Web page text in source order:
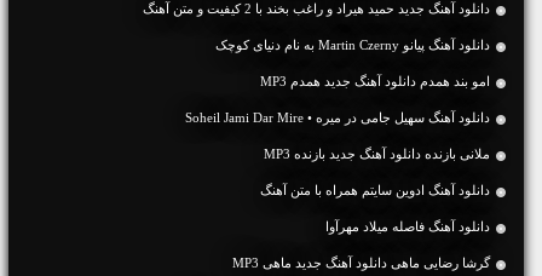
دانلود آهنگ جديد حمید هیراد و راغب بخند با 2 کیفیت و متن آهنگ
دانلود آهنگ پیانو Martin Czerny به نام دنیای کوچک
امو بند همدم دانلود آهنگ جدید همدم MP3
دانلود آهنگ سهیل جامی در میره • Soheil Jami Dar Mire
ملانی بازنده دانلود آهنگ جدید بازنده MP3
دانلود آهنگ ادوین سایتم همراه با متن آهنگ
دانلود آهنگ فاصله میلاد مهرآوا
گرشا رضایی ماهی دانلود آهنگ جدید ماهی MP3